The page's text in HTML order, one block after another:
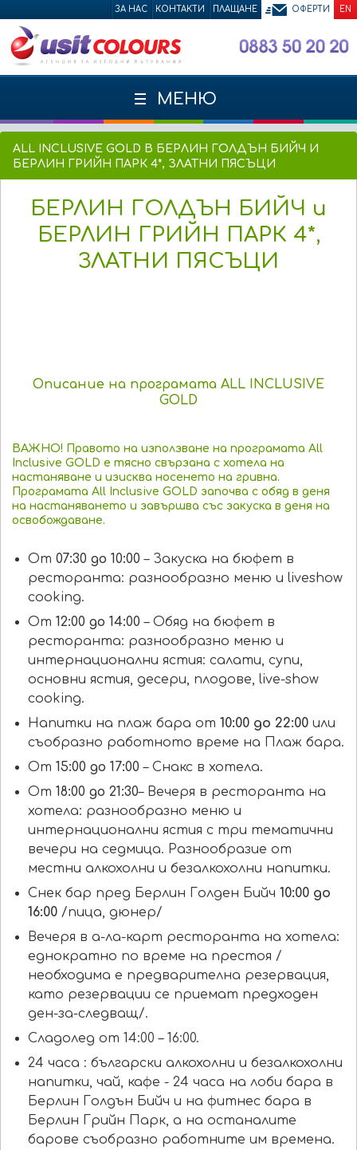
ЗА НАС КОНТАКТИ ПЛАЩАНЕ ОФЕРТИ EN
МЕНЮ
ALL INCLUSIVE GOLD В БЕРЛИН ГОЛДЪН БИЙЧ И
БЕРЛИН ГРИЙН ПАРК 4*, ЗЛАТНИ ПЯСЪЦИ
БЕРЛИН ГОЛДЪН БИЙЧ и
БЕРЛИН ГРИЙН ПАРК 4*,
ЗЛАТНИ ПЯСЪЦИ
Описание на програмата ALL INCLUSIVE
GOLD
ВАЖНО! Правото на използване на програмата All
Inclusive GOLD е тясно свързана с хотела на
настаняване и изисква носенето на гривна.
Програмата All Inclusive GOLD започва с обяд в деня
на настаняването и завършва със закуска в деня на
освобождаване.
От 07:30 до 10:00 – Закуска на бюфет в
ресторанта: разнообразно меню и liveshow
cooking.
От 12:00 до 14:00 – Обяд на бюфет в
ресторанта: разнообразно меню и
интернационални ястия: салати, супи,
основни ястия, десери, плодове, live-show
cooking.
Напитки на плаж бара от 10:00 до 22:00 или
съобразно работното време на Плаж бара.
От 15:00 до 17:00 – Снакс в хотела.
От 18:00 до 21:30– Вечеря в ресторанта на
хотела: разнообразно меню и
интернационални ястия с три тематични
вечери на седмица. Разнообразие от
местни алкохолни и безалкохолни напитки.
Снек бар пред Берлин Голден Бийч 10:00 до
16:00 /пица, дюнер/
Вечеря в а-ла-карт ресторанта на хотела:
еднократно по време на престоя /
необходима е предварителна резервация,
като резервации се приемат предходен
ден-за-следващ/.
Сладолед от 14:00 – 16:00.
24 часа : български алкохолни и безалкохолни
напитки, чай, кафе - 24 часa на лоби бара в
Берлин Голдън Бийч и на фитнес бара в
Берлин Грийн Парк, а на останалите
барове съобразно работните им времена.